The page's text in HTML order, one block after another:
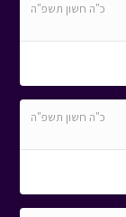
כ"ה חשון תשפ"ה
כ"ה חשון תשפ"ה